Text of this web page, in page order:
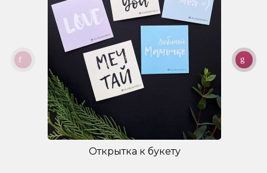
Открытка к букету